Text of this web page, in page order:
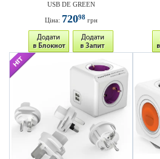
USB DE GREEN
Ціна: 72098грн